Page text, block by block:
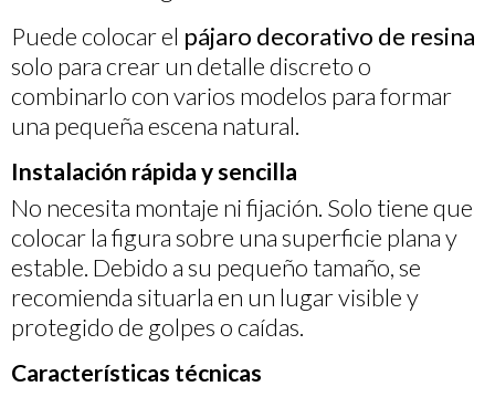
Puede colocar el pájaro decorativo de resina
solo para crear un detalle discreto o
combinarlo con varios modelos para formar
una pequeña escena natural.
Instalación rápida y sencilla
No necesita montaje ni fijación. Solo tiene que
colocar la figura sobre una superficie plana y
estable. Debido a su pequeño tamaño, se
recomienda situarla en un lugar visible y
protegido de golpes o caídas.
Características técnicas